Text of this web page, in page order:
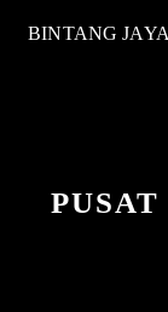
BINTANG